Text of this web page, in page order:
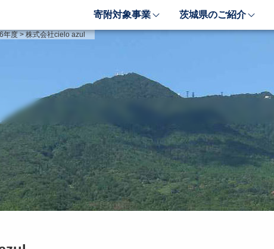
寄附対象事業 茨城県のご紹介
事業のご紹介
い安心安全を推進する事業
い人財育成を推進する事業
い夢・希望を推進する事業
検索フォーム
茨城県のご紹介
レンジ
年度>株式会社cielo azul